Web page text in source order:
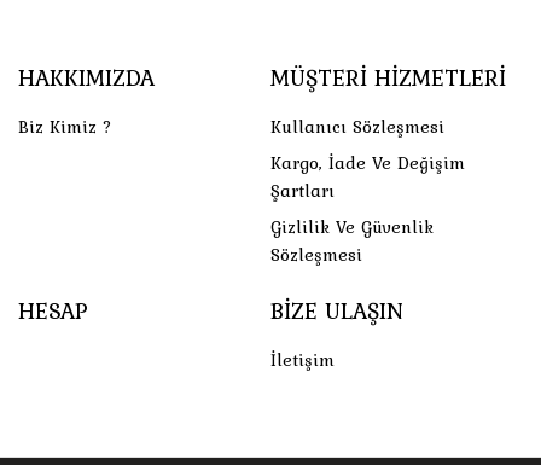
HAKKIMIZDA
Biz Kimiz ?
MÜŞTERI HIZMETLERI
Kullanıcı Sözleşmesi
Kargo, İade Ve Değişim
Şartları
Gizlilik Ve Güvenlik
Sözleşmesi
HESAP BIZE ULAŞIN
İletişim